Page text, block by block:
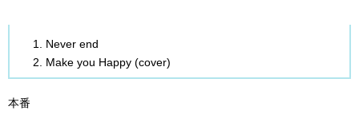
Never end
Make you Happy (cover)
本番